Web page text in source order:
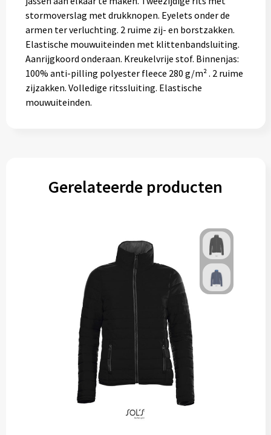
stormoverslag met drukknopen. Eyelets onder de
armen ter verluchting. 2 ruime zij- en borstzakken.
Elastische mouwuiteinden met klittenbandsluiting.
Aanrijgkoord onderaan. Kreukelvrije stof. Binnenjas:
100% anti-pilling polyester fleece 280 g/m² . 2 ruime
zijzakken. Volledige ritssluiting. Elastische
mouwuiteinden.
Gerelateerde producten